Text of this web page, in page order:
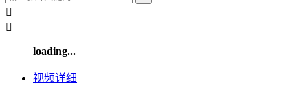


loading...
视频详细